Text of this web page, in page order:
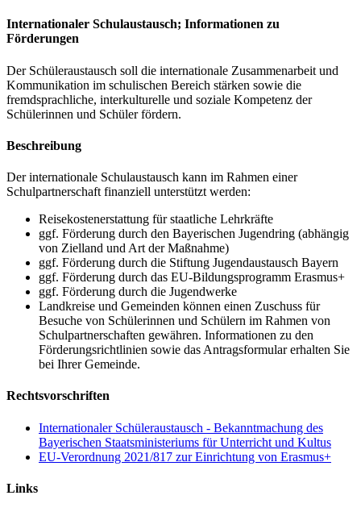
Internationaler Schulaustausch; Informationen zu
Förderungen
Der Schüleraustausch soll die internationale Zusammenarbeit und
Kommunikation im schulischen Bereich stärken sowie die
fremdsprachliche, interkulturelle und soziale Kompetenz der
Schülerinnen und Schüler fördern.
Beschreibung
Der internationale Schulaustausch kann im Rahmen einer
Schulpartnerschaft finanziell unterstützt werden:
Reisekostenerstattung für staatliche Lehrkräfte
ggf. Förderung durch den Bayerischen Jugendring (abhängig
von Zielland und Art der Maßnahme)
ggf. Förderung durch die Stiftung Jugendaustausch Bayern
ggf. Förderung durch das EU-Bildungsprogramm Erasmus+
ggf. Förderung durch die Jugendwerke
Landkreise und Gemeinden können einen Zuschuss für
Besuche von Schülerinnen und Schülern im Rahmen von
Schulpartnerschaften gewähren. Informationen zu den
Förderungsrichtlinien sowie das Antragsformular erhalten Sie
bei Ihrer Gemeinde.
Rechtsvorschriften
Internationaler Schüleraustausch - Bekanntmachung des
Bayerischen Staatsministeriums für Unterricht und Kultus
EU-Verordnung 2021/817 zur Einrichtung von Erasmus+
Links